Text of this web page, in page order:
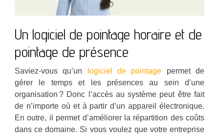
Un logiciel de pointage horaire et de
pointage de présence
Saviez-vous qu’un logiciel de pointage permet de
gérer le temps et les présences au sein d’une
organisation ? Donc l’accès au système peut être fait
de n’importe où et à partir d’un appareil électronique.
En outre, il permet d’améliorer la répartition des coûts
dans ce domaine. Si vous voulez que votre entreprise